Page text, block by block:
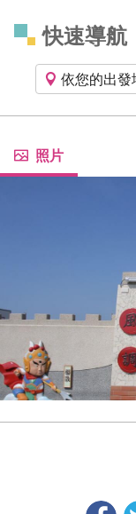
快速導航
依您的出
照片